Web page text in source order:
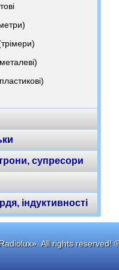
супресори
індуктивності
All rights reserved!